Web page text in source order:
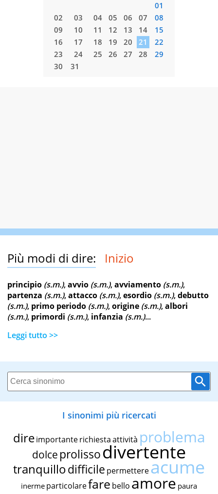
01
02
03 04 05 06 07
08
09
10 11 12 13 14
15
16
17 18 19 20 21
22
23
24 25 26 27 28
29
30
31
Più modi di dire: Inizio
principio (s.m.),avvio (s.m.),avviamento (s.m.),
partenza (s.m.),attacco (s.m.),esordio (s.m.),debutto
(s.m.), primo periodo (s.m.),origine (s.m.),albori
(s.m.), primordi (s.m.), infanzia (s.m.)...
Leggi tutto >>
I sinonimi più ricercati
dire importante richiestaattività problema
dolce prolissodivertente
tranquillodifficile permettereacume
inerme particolarefare bello amore paura